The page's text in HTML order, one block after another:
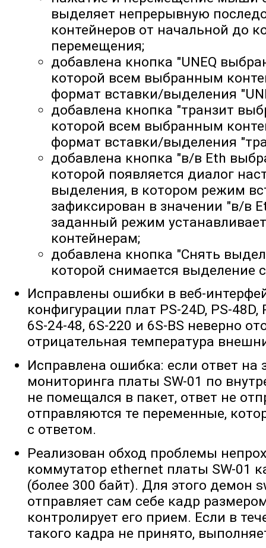
выделяет непрерывную
контейнеров от начальной до
перемещения;
добавлена кнопка "UNEQ
которой всем выбранным
формат вставки/выделения
добавлена кнопка "транзит
которой всем выбранным
формат вставки/выделения
добавлена кнопка "в/в Eth
которой появляется диалог
выделения, в котором режим
зафиксирован в значении "в/в
заданный режим
контейнерам;
добавлена кнопка "Снять
которой снимается выделение
Исправлены ошибки в веб-
конфигурации плат PS-24D, PS-48D,
6S-24-48, 6S-220 и 6S-BS неверно
отрицательная температура
Исправлена ошибка: если ответ на
мониторинга платы SW-01 по
не помещался в пакет, ответ не
отправляются те переменные,
с ответом.
Реализован обход проблемы
коммутатор ethernet платы SW-01
(более 300 байт). Для этого демон
отправляет сам себе кадр
контролирует его прием. Если в
такого кадра не принято,